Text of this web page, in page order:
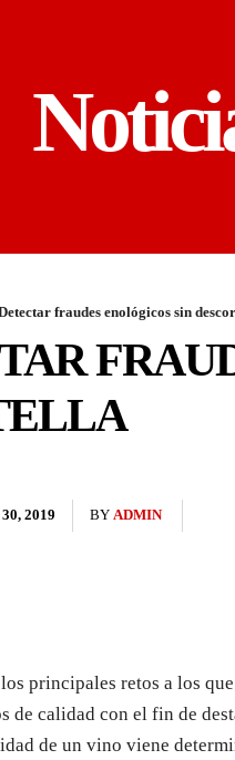
fraudes enológicos sin
2019 BY ADMIN
principales retos a los
de calidad con el fin de
de un vino viene